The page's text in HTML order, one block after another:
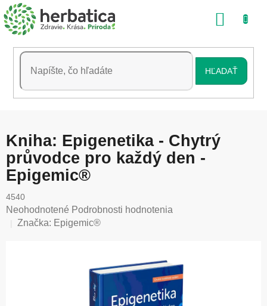
Prejsť
na
obsah
HĽADAŤ
Kniha: Epigenetika - Chytrý
průvodce pro každý den -
Epigemic®
4540
Priemerné
hodnotenie
Neohodnotené Podrobnosti hodnotenia
Značka: Epigemic®